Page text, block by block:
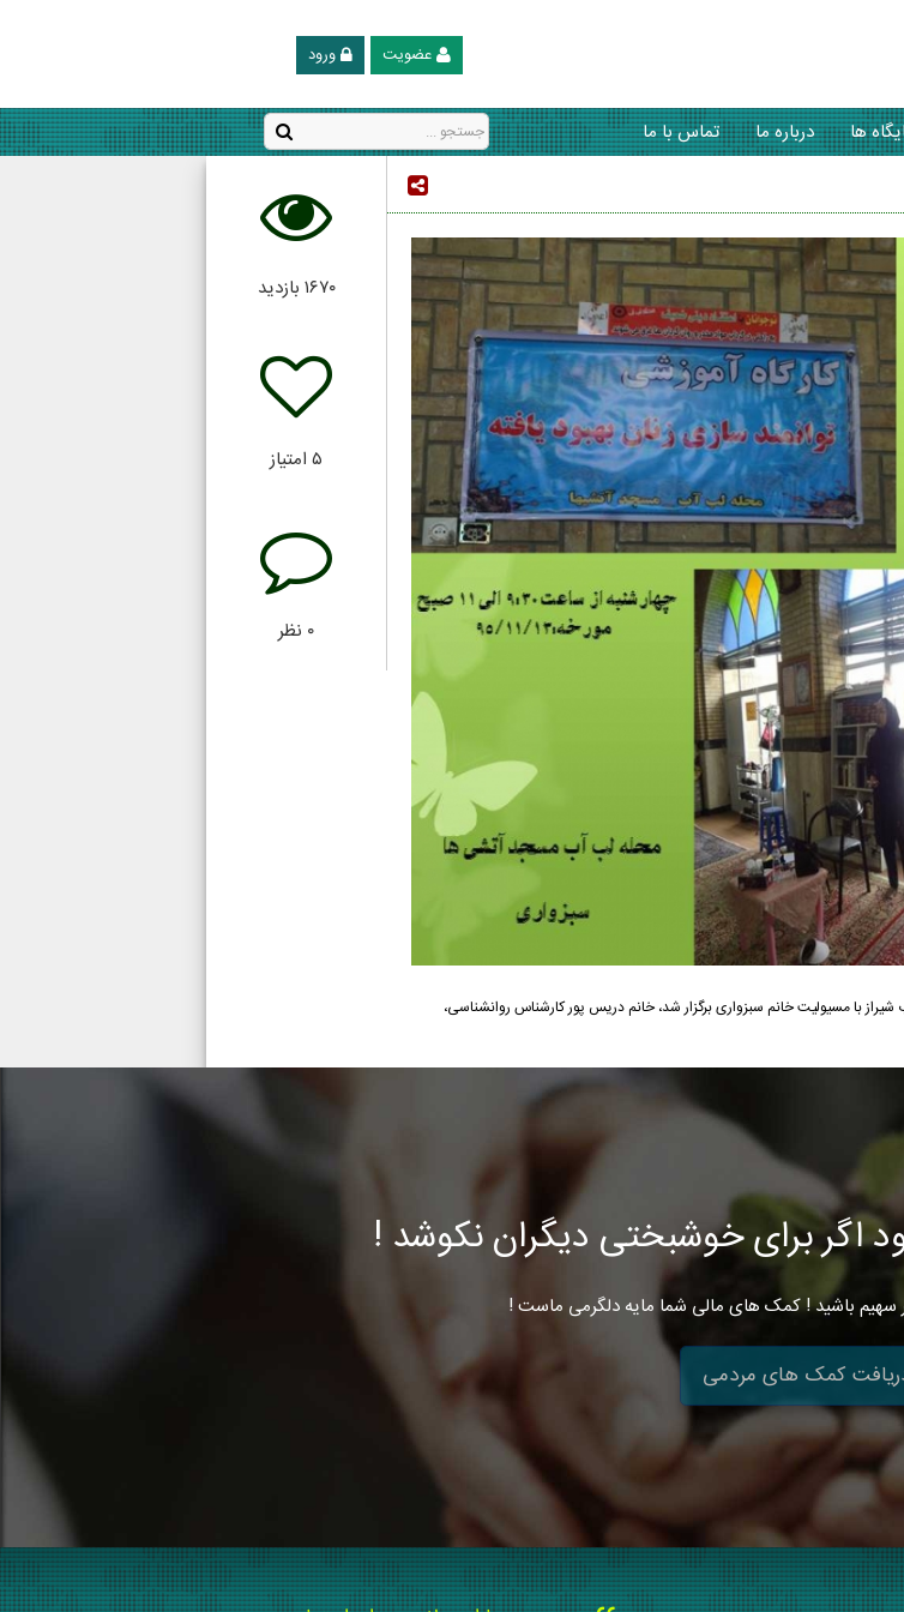
ورود عضویت
ها درباره ما تماس با ما
در محله لب آب شیراز با مسيولیت خانم سبزواری برگزار شد، خانم دریس پور کارشناس روانشناسی،
۱۶۷۰ بازدید
۵ امتیاز
۰ نظر
برای خوشبختی دیگران نکوشد !
سهیم باشید ! کمک های مالی شما مایه دلگرمی ماست !
کمک های مردمی